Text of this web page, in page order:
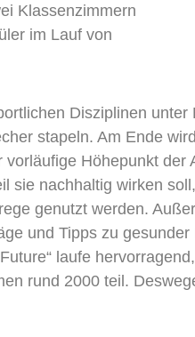
Klassenzimmern
im Lauf von
Disziplinen
stapeln. Am Ende
Höhepunkt
sie nachhaltig wirken
genutzt werden.
und Tipps zu
laufe
rund 2000 teil.